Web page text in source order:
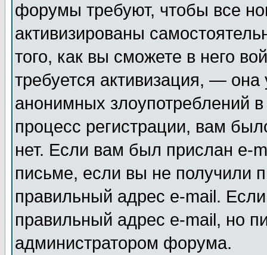
форумы требуют, чтобы все
активизированы
того, как вы сможете в него
требуется активизация, —
анонимных злоупотреблений
процесс регистрации, вам
нет. Если вам был прислан e-
письме, если вы не получили
правильный адрес e-mail.
правильный адрес e-mail, но
администратором форума.